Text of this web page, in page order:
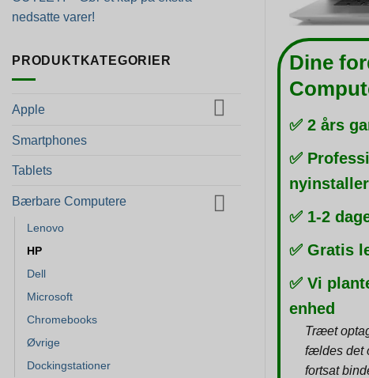
nedsatte varer!
PRODUKTKATEGORIER
Apple
Smartphones
Tablets
Bærbare Computere
Lenovo
HP
Dell
Microsoft
Chromebooks
Øvrige
Dockingstationer
Dine
✅ 2 års
✅
✅ 1-2
✅ Gratis
✅ Vi
enhed
Træet
fældes det
fortsat